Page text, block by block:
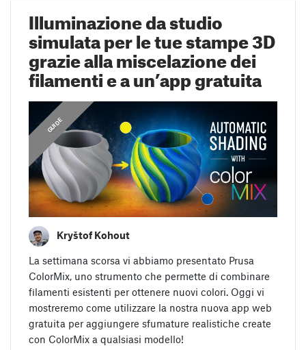
Illuminazione da studio
simulata per le tue stampe 3D
grazie alla miscelazione dei
filamenti e a un’app gratuita
CONSIGLI DI STAMPA
GUIDE
Kryštof Kohout
La settimana scorsa vi abbiamo presentato Prusa
ColorMix, uno strumento che permette di combinare
filamenti esistenti per ottenere nuovi colori. Oggi vi
mostreremo come utilizzare la nostra nuova app web
gratuita per aggiungere sfumature realistiche create
con ColorMix a qualsiasi modello!